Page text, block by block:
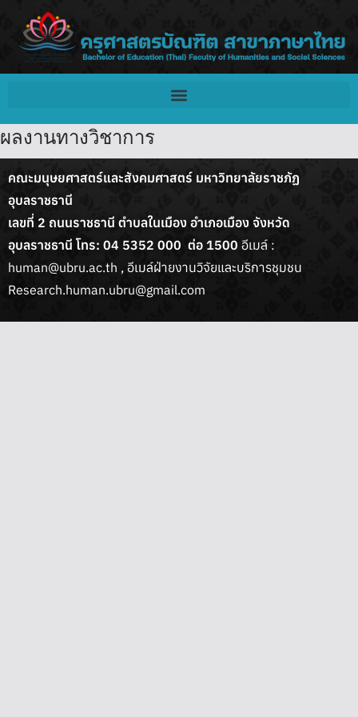
ผลงานทางวิชาการ
คณะมนุษยศาสตร์และสังคมศาสตร์ มหาวิทยาลัยราชภัฏ
อุบลราชธานี
เลขที่ 2 ถนนราชธานี ตำบลในเมือง อำเภอเมือง จังหวัด
อุบลราชธานี โทร: 04 5352 000 ต่อ 1500 อีเมล์ :
human@ubru.ac.th , อีเมล์ฝ่ายงานวิจัยและบริการชุมชน
Research.human.ubru@gmail.com